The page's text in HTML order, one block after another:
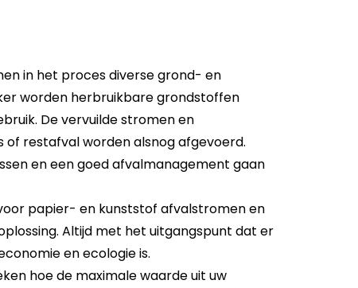
in het proces diverse grond- en
worden herbruikbare grondstoffen
De vervuilde stromen en
restafval worden alsnog afgevoerd.
en een goed afvalmanagement gaan
papier- en kunststof afvalstromen en
Altijd met het uitgangspunt dat er
en ecologie is.
hoe de maximale waarde uit uw